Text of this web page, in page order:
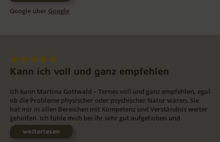
Google über Google
Kann ich voll und ganz empfehlen
Ich kann Martina Gottwald – Ternes voll und ganz empfehlen, egal
ob die Probleme physischer oder psychischer Natur waren, Sie
hat mir in allen Bereichen mit Kompetenz und Verständnis weiter
geholfen. Ich fühle mich bei ihr sehr gut aufgehoben und
weiterlesen